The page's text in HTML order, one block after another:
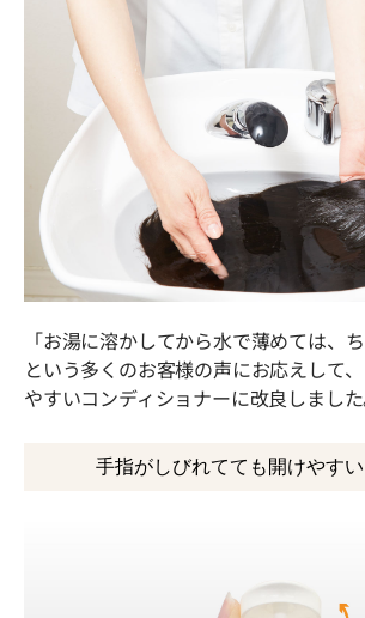
「お湯に溶かしてから水で薄めては、
という多くのお客様の声にお応えして
やすいコンディショナーに改良しました
手指がしびれてても開けやす